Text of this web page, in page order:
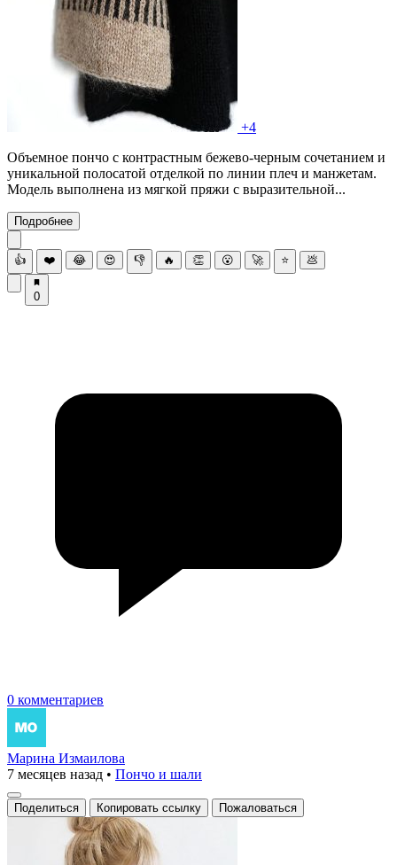
+4
Объемное пончо с контрастным бежево-черным сочетанием и
уникальной полосатой отделкой по линии плеч и манжетам.
Модель выполнена из мягкой пряжи с выразительной...
Подробнее
👍 ❤️ 😂 😍 👎 🔥 👏 😮 🚀 ⭐ 💩
0
0 комментариев
Марина Измаилова
7 месяцев назад • Пончо и шали
Поделиться Копировать ссылку Пожаловаться